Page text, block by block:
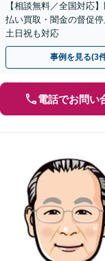
【相談無料／全国対応
払い買取・闇金の督促
土日祝も対応
事例を見る(3
電話でお問い